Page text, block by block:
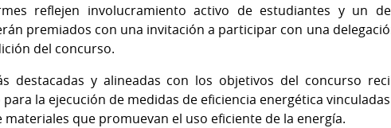
reflejen involucramiento activo de estudiantes y un
premiados con una invitación a participar con una
del concurso.
destacadas y alineadas con los objetivos del concurso
la ejecución de medidas de eficiencia energética
que promuevan el uso eficiente de la energía.